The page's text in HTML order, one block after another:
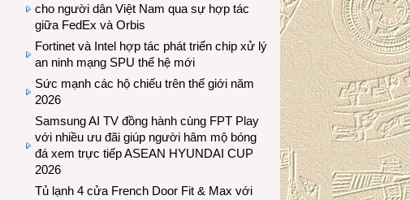
cho người dân Việt Nam qua sự hợp tác
giữa FedEx và Orbis
Fortinet và Intel hợp tác phát triển chip xử lý
an ninh mạng SPU thế hệ mới
Sức mạnh các hộ chiếu trên thế giới năm
2026
Samsung AI TV đồng hành cùng FPT Play
với nhiều ưu đãi giúp người hâm mộ bóng
đá xem trực tiếp ASEAN HYUNDAI CUP
2026
Tủ lạnh 4 cửa French Door Fit & Max với